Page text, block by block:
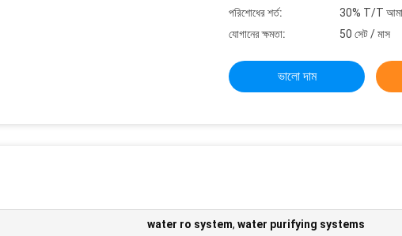
পরিশোধের শর্ত:
30% T/T
যোগানের ক্ষমতা:
50 সেট / মাস
ভালো দাম
water ro system, water purifying systems